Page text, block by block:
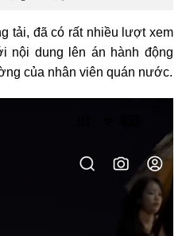
tải, đã có rất nhiều lượt xem
nội dung lên án hành động
của nhân viên quán nước.